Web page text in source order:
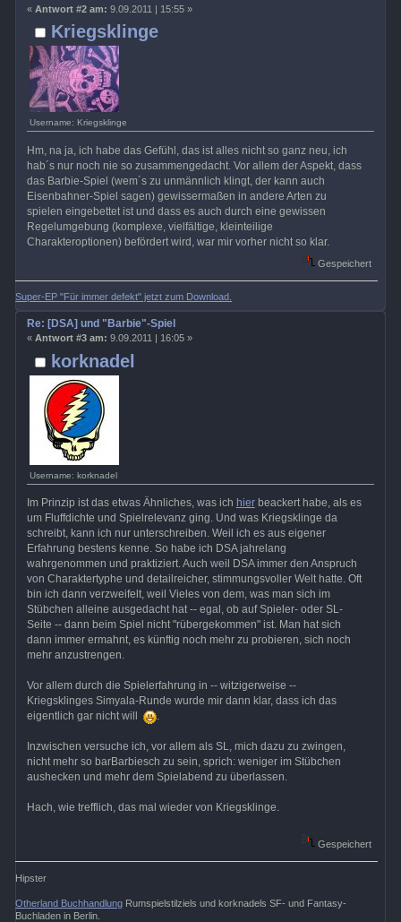
Kriegsklinge
Username: Kriegsklinge
« Antwort #2 am: 9.09.2011 | 15:55 »
Hm, na ja, ich habe das Gefühl, das ist alles nicht so ganz neu, ich
hab´s nur noch nie so zusammengedacht. Vor allem der Aspekt, dass
das Barbie-Spiel (wem´s zu unmännlich klingt, der kann auch
Eisenbahner-Spiel sagen) gewissermaßen in andere Arten zu
spielen eingebettet ist und dass es auch durch eine gewissen
Regelumgebung (komplexe, vielfältige, kleinteilige
Charakteroptionen) befördert wird, war mir vorher nicht so klar.
Gespeichert
Super-EP "Für immer defekt" jetzt zum Download.
korknadel
Username: korknadel
Re: [DSA] und "Barbie"-Spiel
« Antwort #3 am: 9.09.2011 | 16:05 »
Im Prinzip ist das etwas Ähnliches, was ich hierbeackert habe, als es
um Fluffdichte und Spielrelevanz ging. Und was Kriegsklinge da
schreibt, kann ich nur unterschreiben. Weil ich es aus eigener
Erfahrung bestens kenne. So habe ich DSA jahrelang
wahrgenommen und praktiziert. Auch weil DSA immer den Anspruch
von Charaktertyphe und detailreicher, stimmungsvoller Welt hatte. Oft
bin ich dann verzweifelt, weil Vieles von dem, was man sich im
Stübchen alleine ausgedacht hat -- egal, ob auf Spieler- oder SL-
Seite -- dann beim Spiel nicht "rübergekommen" ist. Man hat sich
dann immer ermahnt, es künftig noch mehr zu probieren, sich noch
mehr anzustrengen.
Vor allem durch die Spielerfahrung in -- witzigerweise --
Kriegsklinges Simyala-Runde wurde mir dann klar, dass ich das
eigentlich gar nicht will
.
Inzwischen versuche ich, vor allem als SL, mich dazu zu zwingen,
nicht mehr so barBarbiesch zu sein, sprich: weniger im Stübchen
aushecken und mehr dem Spielabend zu überlassen.
Hach, wie trefflich, das mal wieder von Kriegsklinge.
Gespeichert
Hipster
Otherland Buchhandlung Rumspielstilziels und korknadels SF- und Fantasy-
Buchladen in Berlin.